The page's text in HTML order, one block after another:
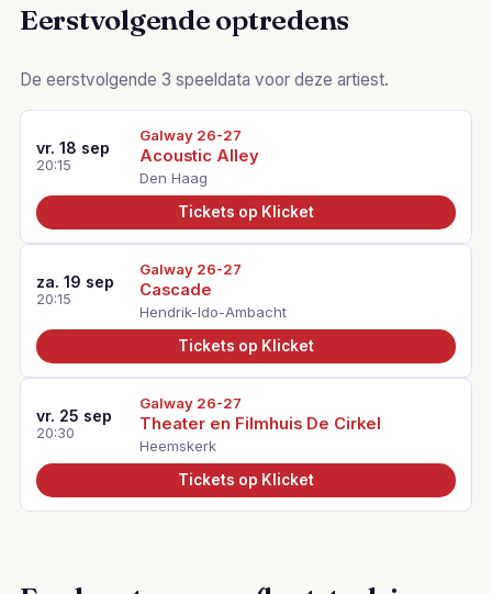
Eerstvolgende optredens
De eerstvolgende 3 speeldata voor deze artiest.
vr. 18 sep
20:15
Galway 26-27
Acoustic Alley
Den Haag
Tickets op Klicket
za. 19 sep
20:15
Galway 26-27
Cascade
Hendrik-Ido-Ambacht
Tickets op Klicket
vr. 25 sep
20:30
Galway 26-27
Theater en Filmhuis De Cirkel
Heemskerk
Tickets op Klicket